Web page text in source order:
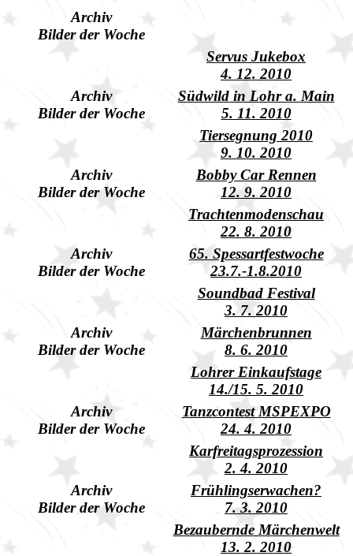
Archiv
Bilder der Woche
Servus Jukebox
4. 12. 2010
Archiv
Bilder der Woche
Südwild in Lohr a. Main
5. 11. 2010
Tiersegnung 2010
9. 10. 2010
Archiv
Bilder der Woche
Bobby Car Rennen
12. 9. 2010
Trachtenmodenschau
22. 8. 2010
Archiv
Bilder der Woche
65. Spessartfestwoche
23.7.-1.8.2010
Soundbad Festival
3. 7. 2010
Archiv
Bilder der Woche
Märchenbrunnen
8. 6. 2010
Lohrer Einkaufstage
14./15. 5. 2010
Archiv
Bilder der Woche
Tanzcontest MSPEXPO
24. 4. 2010
Karfreitagsprozession
2. 4. 2010
Archiv
Bilder der Woche
Frühlingserwachen?
7. 3. 2010
Bezaubernde Märchenwelt
13. 2. 2010